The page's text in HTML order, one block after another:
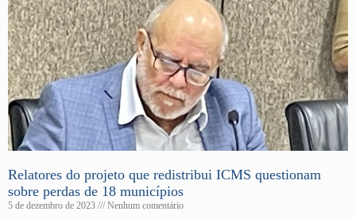
Relatores do projeto que redistribui ICMS questionam
sobre perdas de 18 municípios
5 de dezembro de 2023 Nenhum comentário